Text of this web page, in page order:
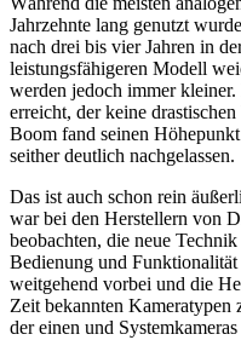
Jahrzehnte lang genutzt
nach drei bis vier Jahren in
leistungsfähigeren Modell
werden jedoch immer
erreicht, der keine
Boom fand seinen
seither deutlich nachgelassen.
Das ist auch schon rein
war bei den Herstellern von
beobachten, die neue
Bedienung und
weitgehend vorbei und die
Zeit bekannten Kameratypen
der einen und